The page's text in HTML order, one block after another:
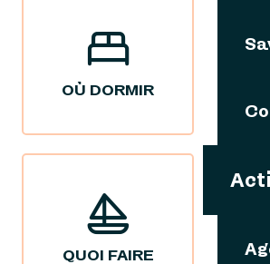
OÙ DORMIR
QUOI FAIRE